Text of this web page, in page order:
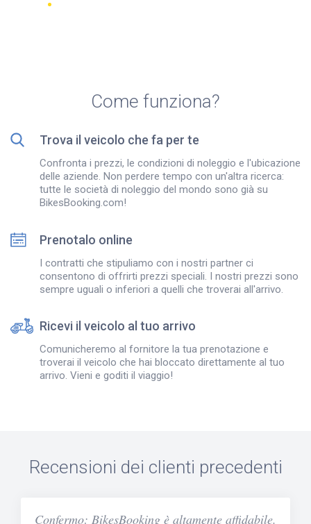
Come funziona?
Trova il veicolo che fa per te
Confronta i prezzi, le condizioni di noleggio e l'ubicazione
delle aziende. Non perdere tempo con un'altra ricerca:
tutte le società di noleggio del mondo sono già su
BikesBooking.com!
Prenotalo online
I contratti che stipuliamo con i nostri partner ci
consentono di offrirti prezzi speciali. I nostri prezzi sono
sempre uguali o inferiori a quelli che troverai all'arrivo.
Ricevi il veicolo al tuo arrivo
Comunicheremo al fornitore la tua prenotazione e
troverai il veicolo che hai bloccato direttamente al tuo
arrivo. Vieni e goditi il viaggio!
Recensioni dei clienti precedenti
Confermo: BikesBooking è altamente affidabile.